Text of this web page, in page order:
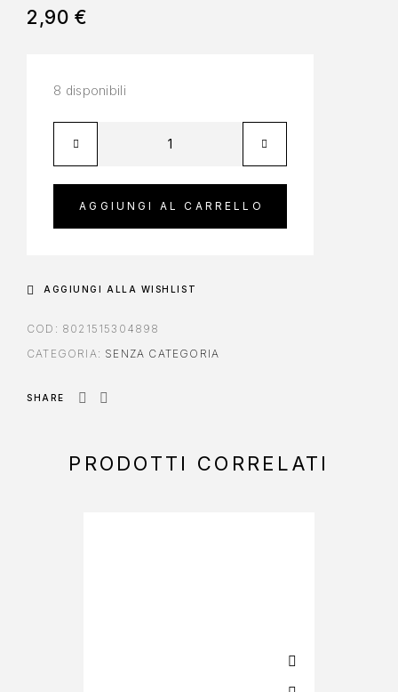
2,90€
8 disponibili
AGGIUNGI AL CARRELLO
AGGIUNGI ALLA WISHLIST
COD: 8021515304898
CATEGORIA: SENZA CATEGORIA
SHARE
PRODOTTI CORRELATI